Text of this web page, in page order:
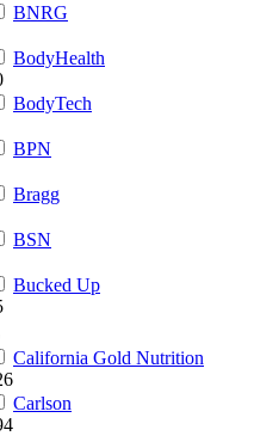
BNRG
BodyHealth
BodyTech
BPN
Bragg
BSN
Bucked Up
California Gold Nutrition
Carlson